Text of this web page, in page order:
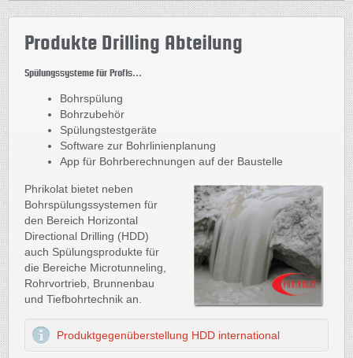
Produkte Drilling Abteilung
Spülungssysteme für Profis...
Bohrspülung
Bohrzubehör
Spülungstestgeräte
Software zur Bohrlinienplanung
App für Bohrberechnungen auf der Baustelle
Phrikolat bietet neben
Bohrspülungssystemen für
den Bereich Horizontal
Directional Drilling (HDD)
auch Spülungsprodukte für
die Bereiche Microtunneling,
Rohrvortrieb, Brunnenbau
und Tiefbohrtechnik an.
Produktgegenüberstellung HDD international